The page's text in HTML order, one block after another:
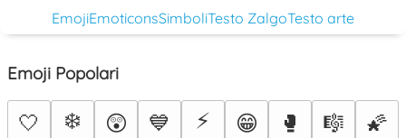
EmojiEmoticonsSimboliTesto ZalgoTesto arte
Emoji Popolari
🤍 ❄️ 😲 💙 ⚡ 😁 🥊 🎼
🌠